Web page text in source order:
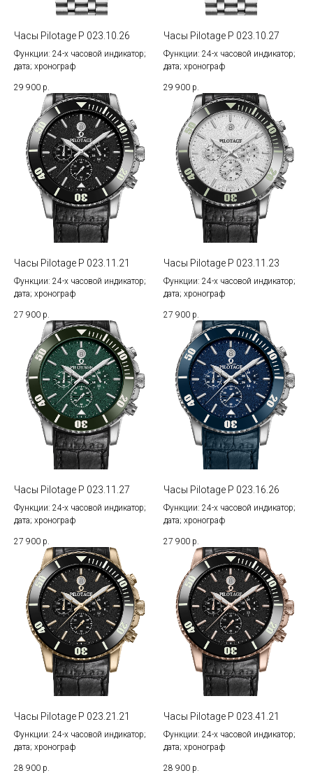
Часы Pilotage P 023.10.26
Функции: 24-х часовой индикатор;
дата; хронограф
29 900 р.
Часы Pilotage P 023.10.27
Функции: 24-х часовой индикатор;
дата; хронограф
29 900 р.
Часы Pilotage P 023.11.21
Функции: 24-х часовой индикатор;
дата; хронограф
27 900 р.
Часы Pilotage P 023.11.23
Функции: 24-х часовой индикатор;
дата; хронограф
27 900 р.
Часы Pilotage P 023.11.27
Функции: 24-х часовой индикатор;
дата; хронограф
27 900 р.
Часы Pilotage P 023.16.26
Функции: 24-х часовой индикатор;
дата; хронограф
27 900 р.
Часы Pilotage P 023.21.21
Функции: 24-х часовой индикатор;
дата; хронограф
28 900 р.
Часы Pilotage P 023.41.21
Функции: 24-х часовой индикатор;
дата; хронограф
28 900 р.